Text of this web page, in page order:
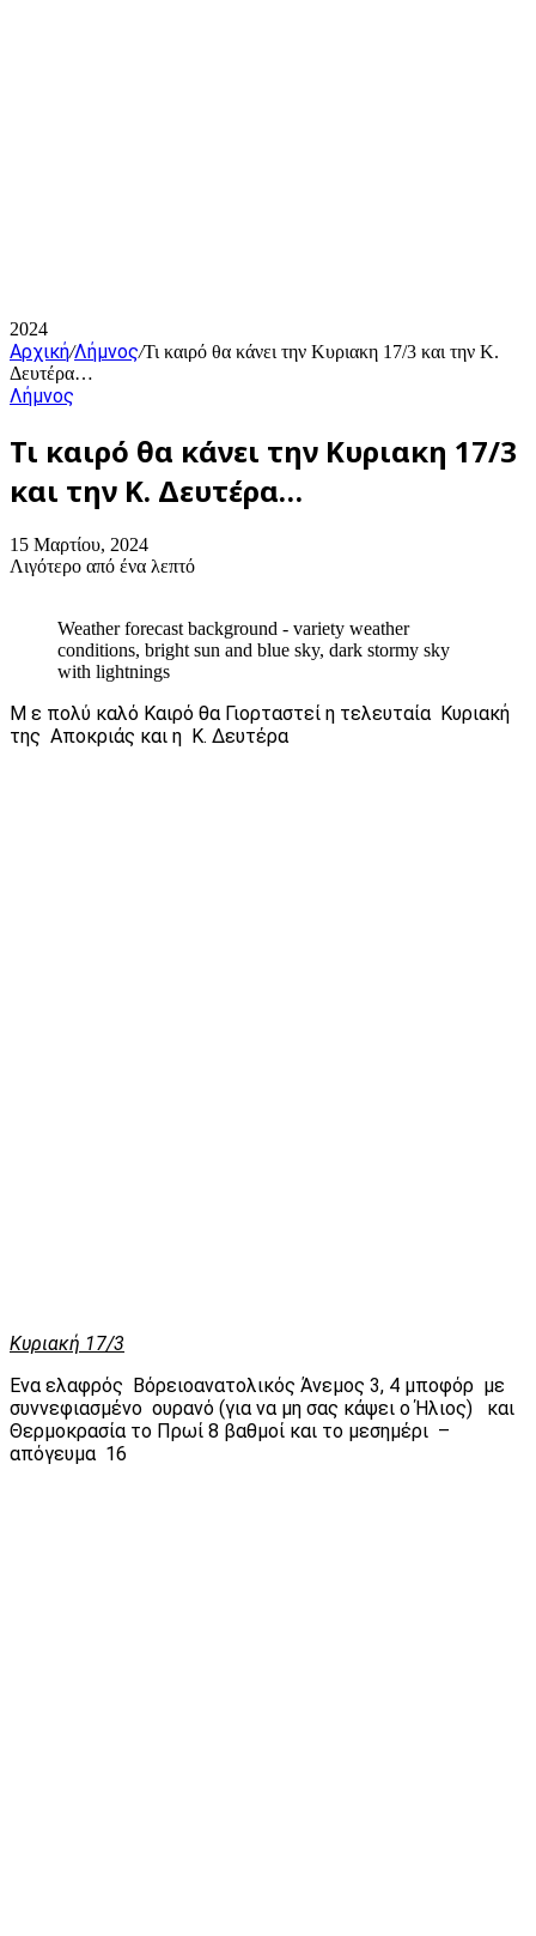
2024
Αρχική/Λήμνος/Τι καιρό θα κάνει την Κυριακη 17/3 και την Κ.
Δευτέρα…
Λήμνος
Τι καιρό θα κάνει την Κυριακη 17/3
και την Κ. Δευτέρα…
15 Μαρτίου, 2024
Λιγότερο από ένα λεπτό
Weather forecast background - variety weather
conditions, bright sun and blue sky, dark stormy sky
with lightnings
Μ ε πολύ καλό Καιρό θα Γιορταστεί η τελευταία Κυριακή
της Αποκριάς και η Κ. Δευτέρα
Κυριακή 17/3
Ενα ελαφρός Βόρειοανατολικός Άνεμος 3, 4 μποφόρ με
συννεφιασμένο ουρανό (για να μη σας κάψει ο Ήλιος) και
Θερμοκρασία το Πρωί 8 βαθμοί και το μεσημέρι –
απόγευμα 16